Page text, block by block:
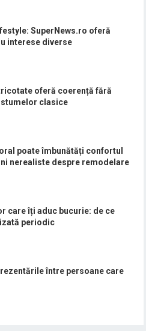
SuperNews.ro oferă
interese diverse
oferă coerență fără
clasice
poate îmbunătăți confortul
nerealiste despre remodelare
care îți aduc bucurie: de ce
periodic
între persoane care